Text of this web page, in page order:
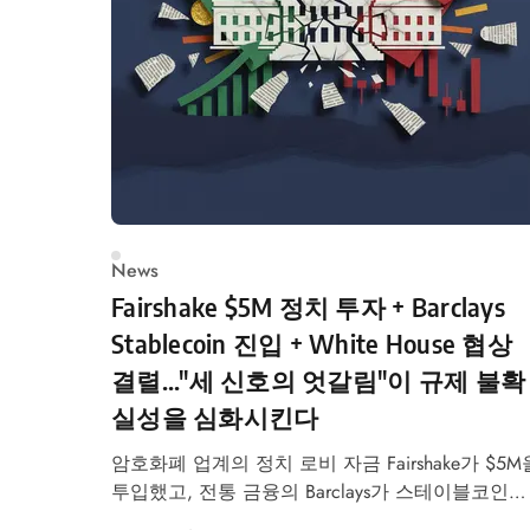
News
Fairshake $5M 정치 투자 + Barclays
Stablecoin 진입 + White House 협상
결렬..."세 신호의 엇갈림"이 규제 불확
실성을 심화시킨다
암호화폐 업계의 정치 로비 자금 Fairshake가 $5M
투입했고, 전통 금융의 Barclays가 스테이블코인에